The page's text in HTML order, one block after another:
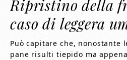
Ripristino della
caso di leggera
Può capitare che, nonostante
pane risulti tiepido ma